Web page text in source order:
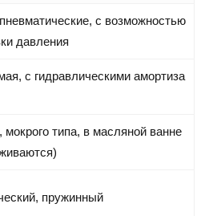
с возможностью
давления
с гидравлическими амортиза
типа, в масляной ванне
пружинный